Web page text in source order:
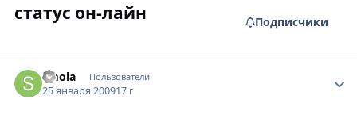
статус он-лайн Подписчики
smola Пользователи
25 января 200917 г